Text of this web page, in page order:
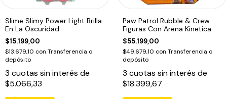
Slime Slimy Power Light Brilla
En La Oscuridad
$15.199,00
$13.679,10 con Transferencia o
depósito
3 cuotas sin interés de
$5.066,33
Paw Patrol Rubble & Crew
Figuras Con Arena Kinetica
$55.199,00
$49.679,10 con Transferencia o
depósito
3 cuotas sin interés de
$18.399,67